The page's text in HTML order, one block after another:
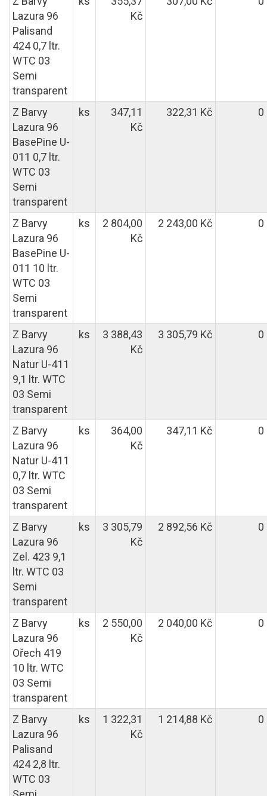
Lazura 96
Palisand
424 0,7 ltr.
WTC 03
Semi
transparent
Kč
Z Barvy
Lazura 96
BasePine U-
011 0,7 ltr.
WTC 03
Semi
transparent
ks
347,11
Kč
322,31 Kč 0
Z Barvy
Lazura 96
BasePine U-
011 10 ltr.
WTC 03
Semi
transparent
ks
2 804,00
Kč
2 243,00 Kč 0
Z Barvy
Lazura 96
Natur U-411
9,1 ltr. WTC
03 Semi
transparent
ks
3 388,43
Kč
3 305,79 Kč 0
Z Barvy
Lazura 96
Natur U-411
0,7 ltr. WTC
03 Semi
transparent
ks
364,00
Kč
347,11 Kč 0
Z Barvy
Lazura 96
Zel. 423 9,1
ltr. WTC 03
Semi
transparent
ks
3 305,79
Kč
2 892,56 Kč 0
Z Barvy
Lazura 96
Ořech 419
10 ltr. WTC
03 Semi
transparent
ks
2 550,00
Kč
2 040,00 Kč 0
Z Barvy
Lazura 96
Palisand
424 2,8 ltr.
WTC 03
ks
1 322,31
Kč
1 214,88 Kč 0